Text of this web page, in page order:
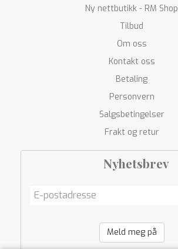
Ny nettbutikk - RM Shop
Tilbud
Om oss
Kontakt oss
Betaling
Personvern
Salgsbetingelser
Frakt og retur
Nyhetsbrev
Meld meg på